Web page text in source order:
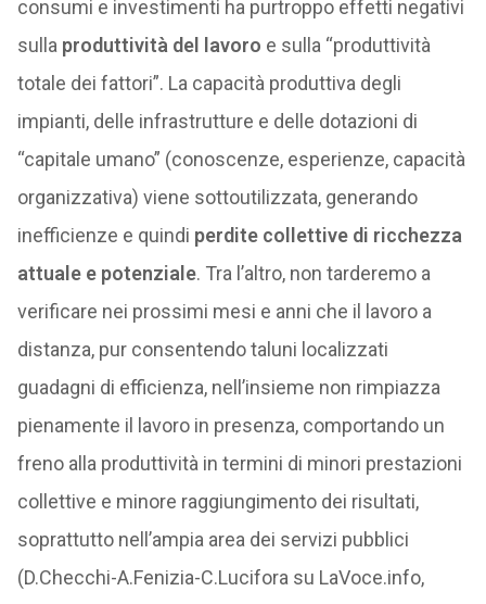
consumi e investimenti ha purtroppo effetti negativi
sulla produttività del lavoro e sulla “produttività
totale dei fattori”. La capacità produttiva degli
impianti, delle infrastrutture e delle dotazioni di
“capitale umano” (conoscenze, esperienze, capacità
organizzativa) viene sottoutilizzata, generando
inefficienze e quindi perdite collettive di ricchezza
attuale e potenziale. Tra l’altro, non tarderemo a
verificare nei prossimi mesi e anni che il lavoro a
distanza, pur consentendo taluni localizzati
guadagni di efficienza, nell’insieme non rimpiazza
pienamente il lavoro in presenza, comportando un
freno alla produttività in termini di minori prestazioni
collettive e minore raggiungimento dei risultati,
soprattutto nell’ampia area dei servizi pubblici
(D.Checchi-A.Fenizia-C.Lucifora su LaVoce.info,